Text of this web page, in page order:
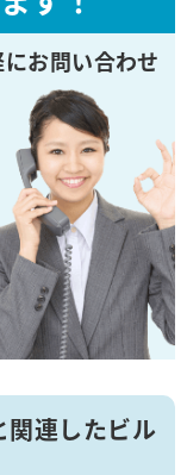
お問い合わせ
関連したビル